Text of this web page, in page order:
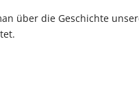
über die Geschichte